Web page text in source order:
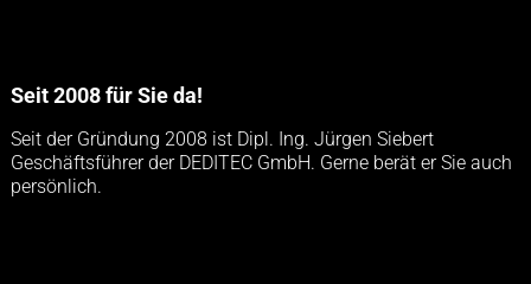
Seit 2008 für Sie da!
Seit der Gründung 2008 ist Dipl. Ing. Jürgen Siebert
Geschäftsführer der DEDITEC GmbH. Gerne berät er Sie auch
persönlich.